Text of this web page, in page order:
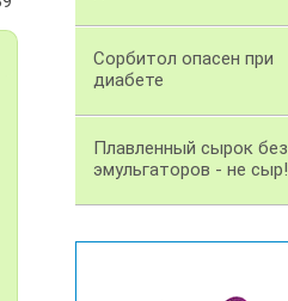
Сорбитол опасен при
диабете
Плавленный сырок без
эмульгаторов - не сыр!